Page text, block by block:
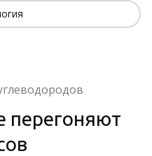
перегоняют